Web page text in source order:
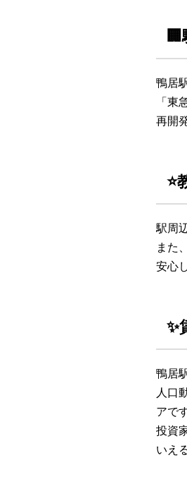
鴨居
「東
再開
⭐
駅周
また
安心
✨
鴨居
人口
アで
投資
いえ